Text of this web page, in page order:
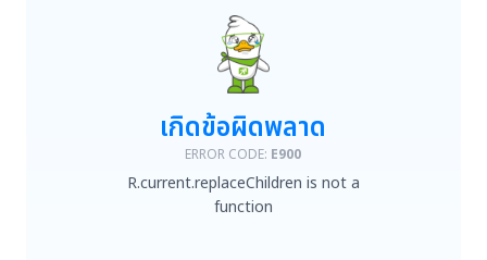
R.current.replaceChildren is not a function
เกิดข้อผิดพลาด
ERROR CODE: E900
R.current.replaceChildren is not a
function